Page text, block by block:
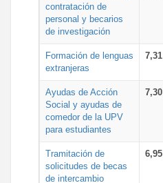
contratación de
personal y becarios
de investigación
Formación de lenguas
extranjeras
7,31
Ayudas de Acción
Social y ayudas de
comedor de la UPV
para estudiantes
7,30
Tramitación de
solicitudes de becas
de intercambio
6,95